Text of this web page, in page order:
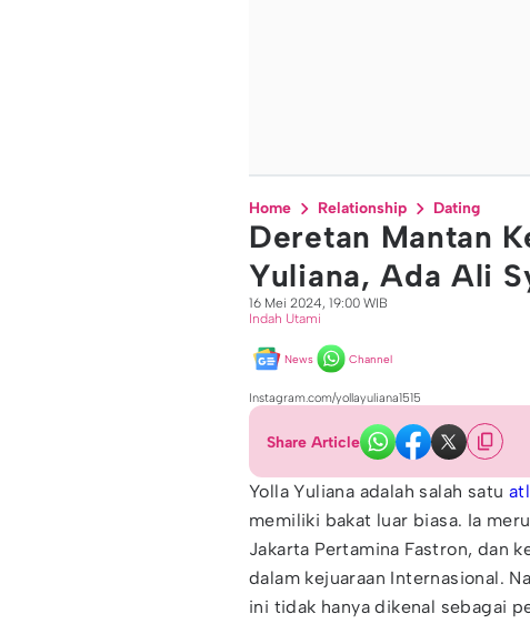
Home Relationship Dating
Deretan Mantan
Yuliana, Ada Ali
16 Mei 2024, 19:00 WIB
Indah Utami
News Channel
Instagram.com/yollayuliana1515
Share Article
Yolla Yuliana adalah salah satu
memiliki bakat luar biasa. Ia
Jakarta Pertamina Fastron, dan
dalam kejuaraan Internasional.
ini tidak hanya dikenal sebagai